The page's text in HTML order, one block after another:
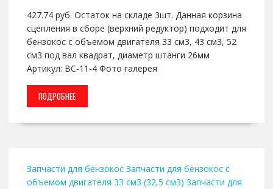
427.74 руб. Остаток на складе 3шт. Данная корзина
сцепления в сборе (верхний редуктор) подходит для
бензокос с объемом двигателя 33 см3, 43 см3, 52
см3 под вал квадрат, диаметр штанги 26мм
Артикул: BC-11-4 Фото галерея
ПОДРОБНЕЕ
Запчасти для бензокос Запчасти для бензокос с
объемом двигателя 33 см3 (32,5 см3) Запчасти для